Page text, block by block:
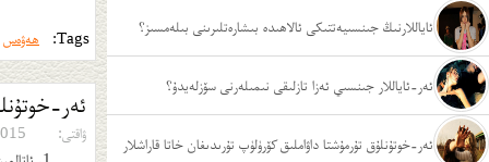
ئاياللارنىڭ جىنسىيەتتىكى ئالاھىدە بىشارەتلىرىنى بىلەمسىز؟
ئەر-ئاياللار جىنسىي ئەزا تازلىقى نىمىلەرنى سۆزلەيدۇ؟
ئەر-خوتۇنلۇق تۇرمۇشتا داۋاملىق كۆرۈلۈپ تۇرىدىغان خاتا قاراشلار
Tags: ھەۋەس
ئەر-
ۋاقتى:
11-10